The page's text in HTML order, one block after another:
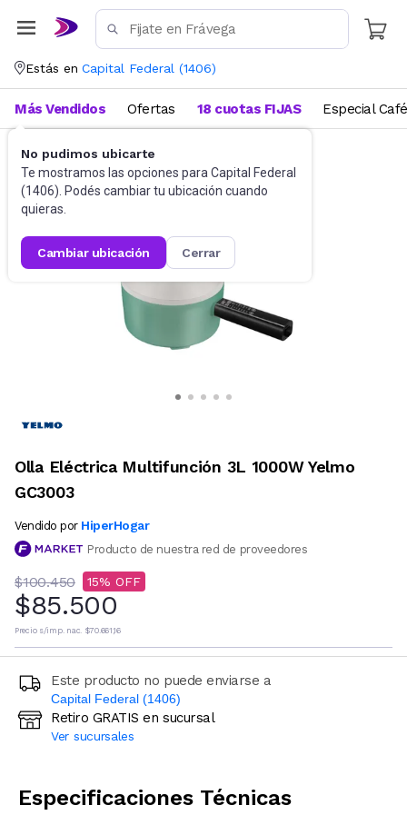
Estás en Capital Federal (1406)
No pudimos ubicarte
Te mostramos las opciones para Capital Federal
(1406). Podés cambiar tu ubicación cuando
quieras.
cambiar ubicación cerrar
Más Vendidos Ofertas 18 cuotas FIJAS Especial Café
Cocina Ollas y Sartenes eléctricas
Olla Eléctrica Multifunción 3L 1000W Yelmo
GC3003
Vendido por HiperHogar
Producto de nuestra red de proveedores
$100.450 15
$85.500
Precio s/imp. nac. $70.661,16
Este producto no puede enviarse a
Capital Federal (1406)
Ingresá código postal (sólo números)
Retiro GRATIS en sucursal
Ver sucursales
Especificaciones Técnicas